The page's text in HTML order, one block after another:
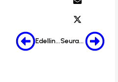
Edellinen Seuraava